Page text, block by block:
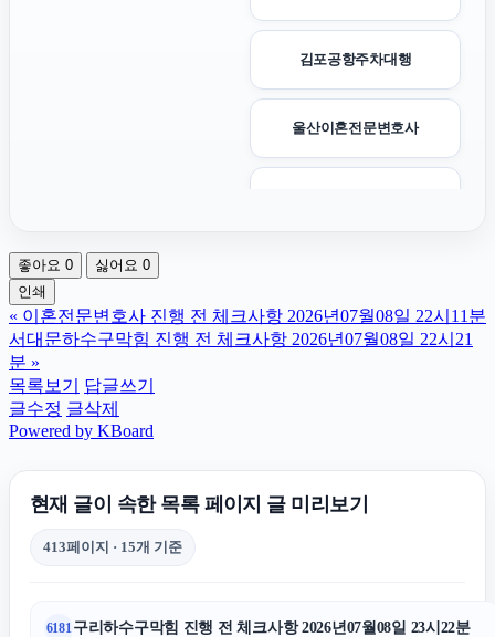
김포공항주차대행
울산이혼전문변호사
인스타그램 팔로워 구매
서울암요양병원
좋아요 0 싫어요 0
인쇄
« 이혼전문변호사 진행 전 체크사항 2026년07월08일 22시11분
서대문하수구막힘 진행 전 체크사항 2026년07월08일 22시21
분 »
목록보기
답글쓰기
글수정 글삭제
Powered by KBoard
현재 글이 속한 목록 페이지 글 미리보기
413페이지 · 15개 기준
6181 구리하수구막힘 진행 전 체크사항 2026년07월08일 23시22분